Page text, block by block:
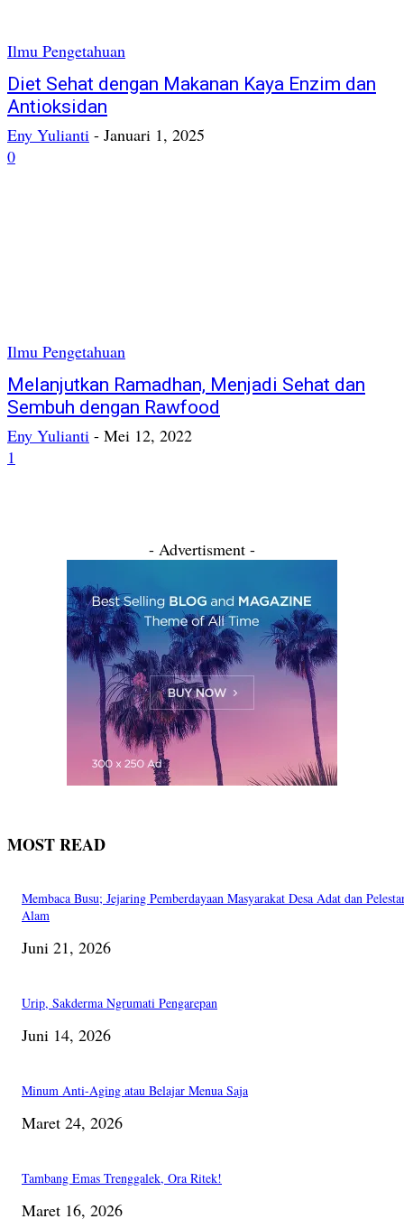
Ilmu Pengetahuan
Diet Sehat dengan Makanan Kaya Enzim dan
Antioksidan
Eny Yulianti - Januari 1, 2025
0
Ilmu Pengetahuan
Melanjutkan Ramadhan, Menjadi Sehat dan
Sembuh dengan Rawfood
Eny Yulianti - Mei 12, 2022
1
- Advertisment -
MOST READ
Membaca Busu; Jejaring Pemberdayaan Masyarakat Desa Adat dan
Alam
Juni 21, 2026
Urip, Sakderma Ngrumati Pengarepan
Juni 14, 2026
Minum Anti-Aging atau Belajar Menua Saja
Maret 24, 2026
Tambang Emas Trenggalek, Ora Ritek!
Maret 16, 2026